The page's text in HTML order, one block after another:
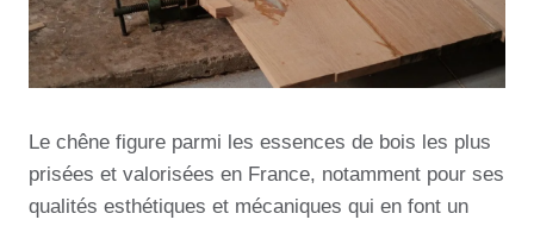
Le chêne figure parmi les essences de bois les plus
prisées et valorisées en France, notamment pour ses
qualités esthétiques et mécaniques qui en font un